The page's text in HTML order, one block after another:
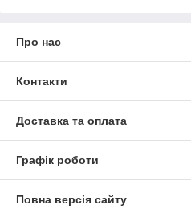
Про нас
Контакти
Доставка та оплата
Графік роботи
Повна версія сайту